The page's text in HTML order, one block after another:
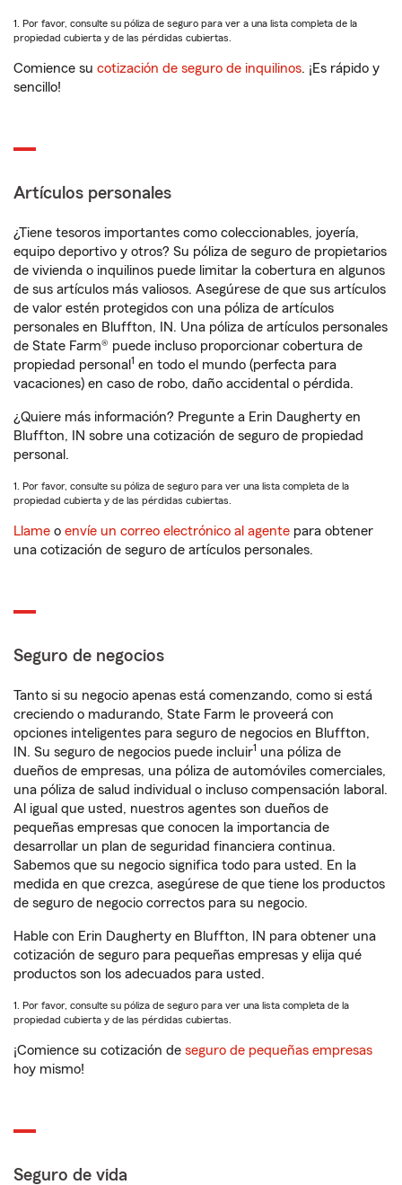
1. Por favor, consulte su póliza de seguro para ver a una lista completa de la
propiedad cubierta y de las pérdidas cubiertas.
Comience su cotización de seguro de inquilinos. ¡Es rápido y
sencillo!
Artículos personales
¿Tiene tesoros importantes como coleccionables, joyería,
equipo deportivo y otros? Su póliza de seguro de propietarios
de vivienda o inquilinos puede limitar la cobertura en algunos
de sus artículos más valiosos. Asegúrese de que sus artículos
de valor estén protegidos con una póliza de artículos
personales en Bluffton, IN. Una póliza de artículos personales
de State Farm® puede incluso proporcionar cobertura de
propiedad personal 1 en todo el mundo (perfecta para
vacaciones) en caso de robo, daño accidental o pérdida.
¿Quiere más información? Pregunte a Erin Daugherty en
Bluffton, IN sobre una cotización de seguro de propiedad
personal.
1. Por favor, consulte su póliza de seguro para ver una lista completa de la
propiedad cubierta y de las pérdidas cubiertas.
Llame o envíe un correo electrónico al agente para obtener
una cotización de seguro de artículos personales.
Seguro de negocios
Tanto si su negocio apenas está comenzando, como si está
creciendo o madurando, State Farm le proveerá con
opciones inteligentes para seguro de negocios en Bluffton,
IN. Su seguro de negocios puede incluir1 una póliza de
dueños de empresas, una póliza de automóviles comerciales,
una póliza de salud individual o incluso compensación laboral.
Al igual que usted, nuestros agentes son dueños de
pequeñas empresas que conocen la importancia de
desarrollar un plan de seguridad financiera continua.
Sabemos que su negocio significa todo para usted. En la
medida en que crezca, asegúrese de que tiene los productos
de seguro de negocio correctos para su negocio.
Hable con Erin Daugherty en Bluffton, IN para obtener una
cotización de seguro para pequeñas empresas y elija qué
productos son los adecuados para usted.
1. Por favor, consulte su póliza de seguro para ver una lista completa de la
propiedad cubierta y de las pérdidas cubiertas.
¡Comience su cotización de seguro de pequeñas empresas
hoy mismo!
Seguro de vida